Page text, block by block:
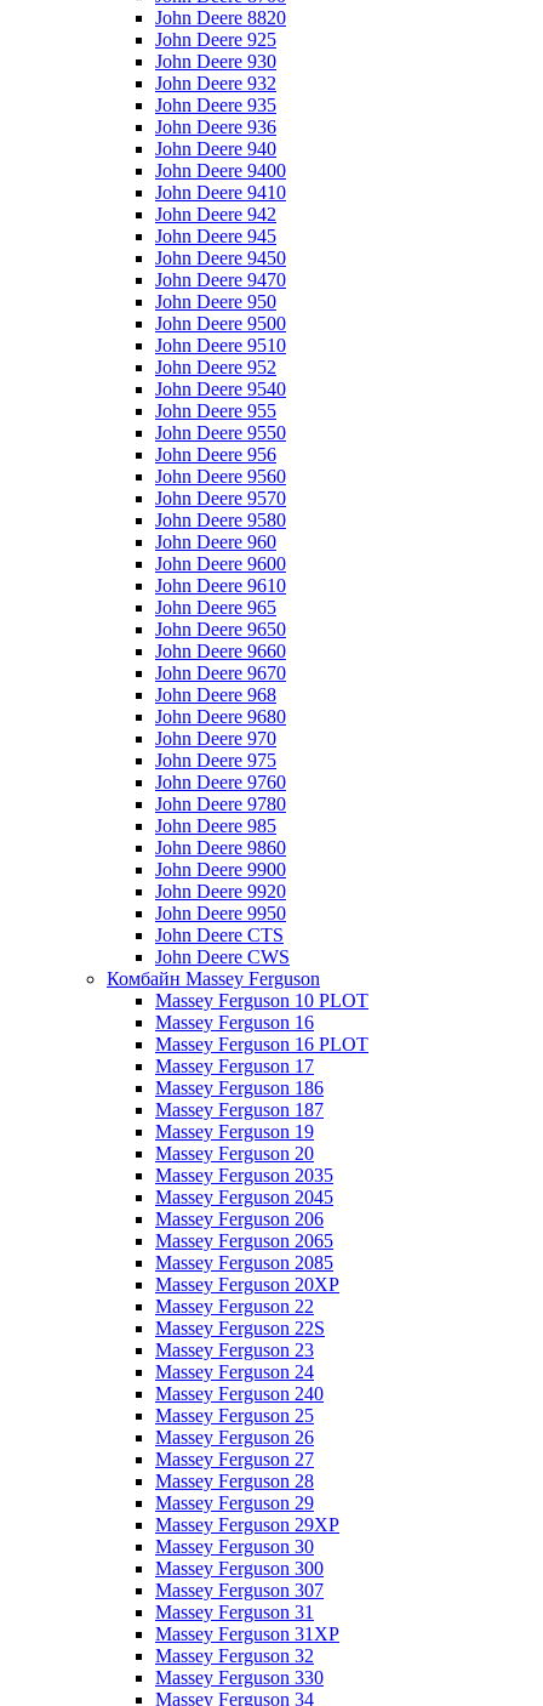
John Deere 8820
John Deere 925
John Deere 930
John Deere 932
John Deere 935
John Deere 936
John Deere 940
John Deere 9400
John Deere 9410
John Deere 942
John Deere 945
John Deere 9450
John Deere 9470
John Deere 950
John Deere 9500
John Deere 9510
John Deere 952
John Deere 9540
John Deere 955
John Deere 9550
John Deere 956
John Deere 9560
John Deere 9570
John Deere 9580
John Deere 960
John Deere 9600
John Deere 9610
John Deere 965
John Deere 9650
John Deere 9660
John Deere 9670
John Deere 968
John Deere 9680
John Deere 970
John Deere 975
John Deere 9760
John Deere 9780
John Deere 985
John Deere 9860
John Deere 9900
John Deere 9920
John Deere 9950
John Deere CTS
John Deere CWS
Комбайн Massey Ferguson
Massey Ferguson 10 PLOT
Massey Ferguson 16
Massey Ferguson 16 PLOT
Massey Ferguson 17
Massey Ferguson 186
Massey Ferguson 187
Massey Ferguson 19
Massey Ferguson 20
Massey Ferguson 2035
Massey Ferguson 2045
Massey Ferguson 206
Massey Ferguson 2065
Massey Ferguson 2085
Massey Ferguson 20XP
Massey Ferguson 22
Massey Ferguson 22S
Massey Ferguson 23
Massey Ferguson 24
Massey Ferguson 240
Massey Ferguson 25
Massey Ferguson 26
Massey Ferguson 27
Massey Ferguson 28
Massey Ferguson 29
Massey Ferguson 29XP
Massey Ferguson 30
Massey Ferguson 300
Massey Ferguson 307
Massey Ferguson 31
Massey Ferguson 31XP
Massey Ferguson 32
Massey Ferguson 330
Massey Ferguson 34